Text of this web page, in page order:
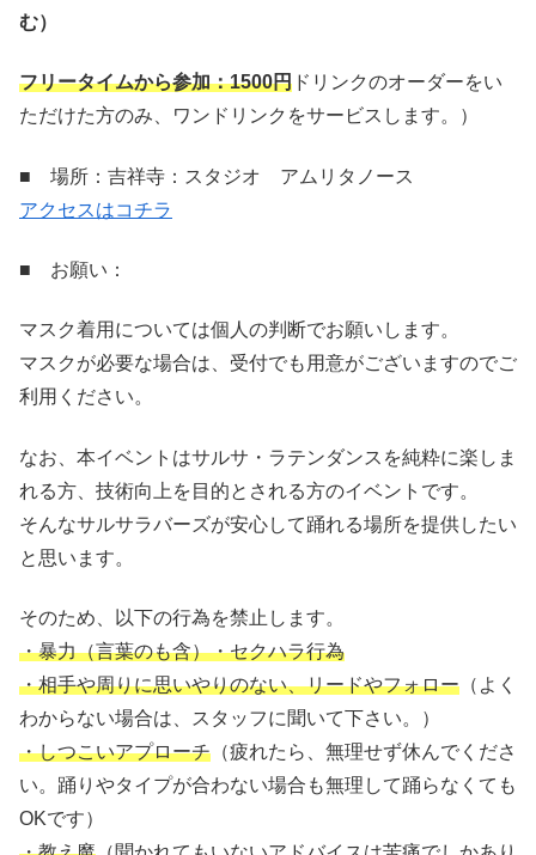
む）
フリータイムから参加：1500円 ドリンクのオーダーをい
ただけた方のみ、ワンドリンクをサービスします。）
■ 場所：吉祥寺：スタジオ アムリタノース
アクセスはコチラ
■ お願い：
マスク着用については個人の判断でお願いします。
マスクが必要な場合は、受付でも用意がございますのでご
利用ください。
なお、本イベントはサルサ・ラテンダンスを純粋に楽しま
れる方、技術向上を目的とされる方のイベントです。
そんなサルサラバーズが安心して踊れる場所を提供したい
と思います。
そのため、以下の行為を禁止します。
・暴力（言葉のも含）・セクハラ行為
・相手や周りに思いやりのない、リードやフォロー （よく
わからない場合は、スタッフに聞いて下さい。）
・しつこいアプローチ （疲れたら、無理せず休んでくださ
い。踊りやタイプが合わない場合も無理して踊らなくても
OKです）